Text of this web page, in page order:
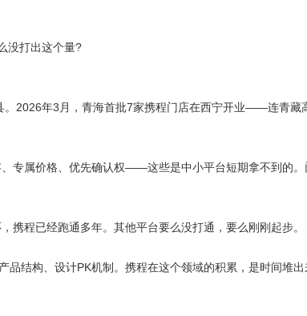
没打出这个量?
2026年3月，青海首批7家携程门店在西宁开业——连青藏
属价格、优先确认权——这些是中小平台短期拿不到的。
程已经跑通多年。其他平台要么没打通，要么刚刚起步。
结构、设计PK机制。携程在这个领域的积累，是时间堆出